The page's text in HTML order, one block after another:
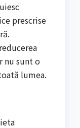
prescrise
nu sunt o
lumea.